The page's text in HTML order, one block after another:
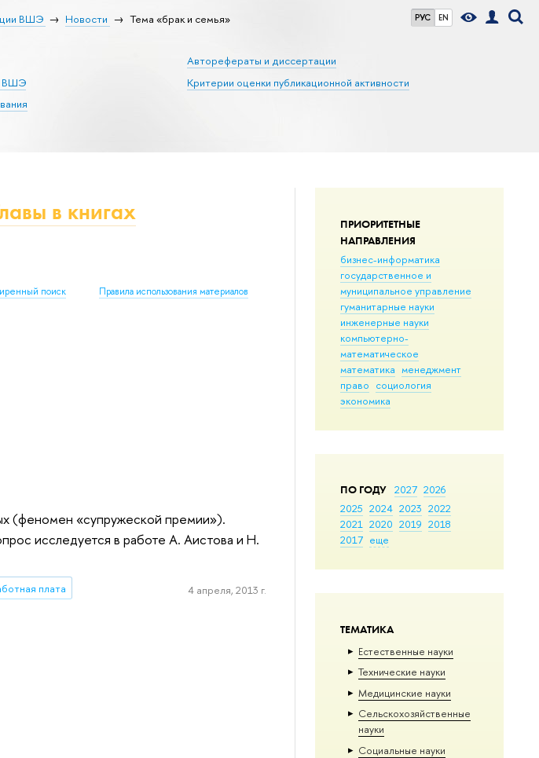
РУС EN
ВШЭ Новости Тема «брак и семья»
ВШЭ
Авторефераты и диссертации
Критерии оценки публикационной активности
ПРИОРИТЕТНЫЕ
НАПРАВЛЕНИЯ
бизнес-информатика
государственное и
муниципальное управление
гуманитарные науки
инженерные науки
компьютерно-
математическое
математика менеджмент
право социология
экономика
ПО ГОДУ 2027 2026
2025 2024 2023 2022
2021 2020 2019 2018
2017 еще
ТЕМАТИКА
Естественные науки
Тех­ничес­кие науки
Медицинские науки
Сельскохозяйственные
науки
Социальные науки
в книгах
поиск
Правила использования материалов
(феномен «супружеской премии»).
исследуется в работе А. Аистова и Н.
плата 4 апреля, 2013 г.